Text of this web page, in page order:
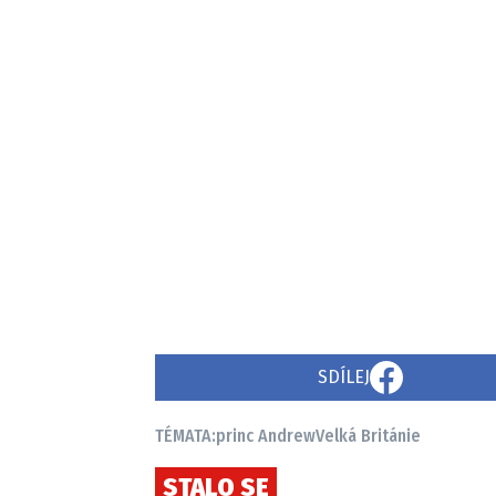
SDÍLEJ
TÉMATA:princ AndrewVelká Británie
STALO SE